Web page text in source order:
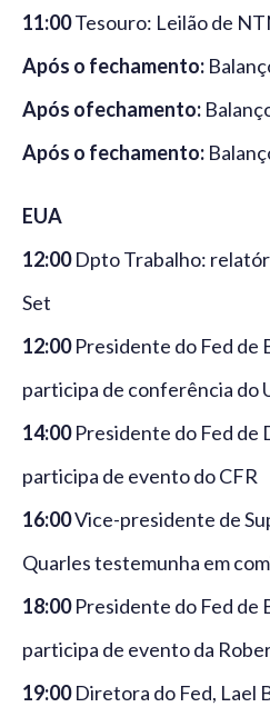
11:00Tesouro: Leilão de
Após o fechamento:
Após ofechamento:
Após o fechamento:
EUA
12:00Dpto Trabalho:
Set
12:00Presidente do Fed de
participa de conferência do
14:00Presidente do Fed de
participa de evento do CFR
16:00Vice-presidente de
Quarles testemunha em
18:00Presidente do Fed de
participa de evento da
19:00Diretora do Fed, Lael